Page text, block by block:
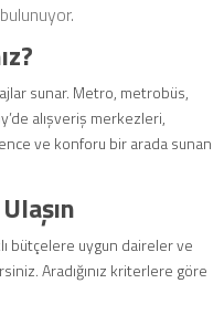
sunar. Metro, metrobüs,
alışveriş merkezleri,
ve konforu bir arada sunan
bütçelere uygun daireler ve
Aradığınız kriterlere göre